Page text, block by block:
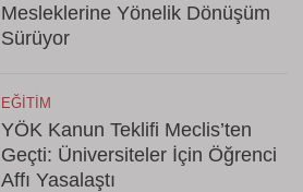
Mesleklerine Yönelik Dönüşüm
Sürüyor
EĞITIM
YÖK Kanun Teklifi Meclis’ten
Geçti: Üniversiteler İçin Öğrenci
Affı Yasalaştı